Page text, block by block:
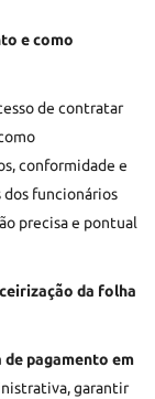
e como
de contratar
conformidade e
dos funcionários
precisa e pontual
da folha
pagamento em
garantir